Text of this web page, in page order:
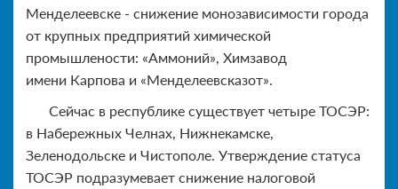
Менделеевске - снижение монозависимости города
от крупных предприятий химической
промышлености: «Аммоний», Химзавод
имени Карпова и «Менделеевсказот».
Сейчас в республике существует четыре ТОСЭР:
в Набережных Челнах, Нижнекамске,
Зеленодольске и Чистополе. Утверждение статуса
ТОСЭР подразумевает снижение налоговой